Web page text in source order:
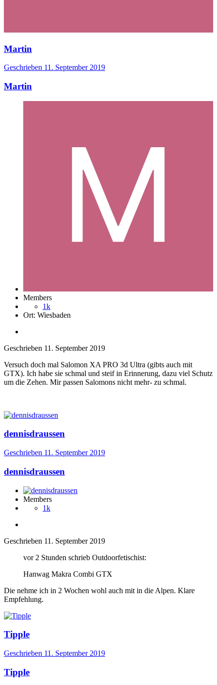
Martin
Geschrieben 11. September 2019
Martin
Members
1k
Ort: Wiesbaden
Geschrieben 11. September 2019
Versuch doch mal Salomon XA PRO 3d Ultra (gibts auch mit
GTX). Ich habe sie schmal und steif in Erinnerung, dazu viel Schutz
um die Zehen. Mir passen Salomons nicht mehr- zu schmal.
dennisdraussen
Geschrieben 11. September 2019
dennisdraussen
Members
1k
Geschrieben 11. September 2019
vor 2 Stunden schrieb Outdoorfetischist:
Hanwag Makra Combi GTX
Die nehme ich in 2 Wochen wohl auch mit in die Alpen. Klare
Empfehlung.
Tipple
Geschrieben 11. September 2019
Tipple